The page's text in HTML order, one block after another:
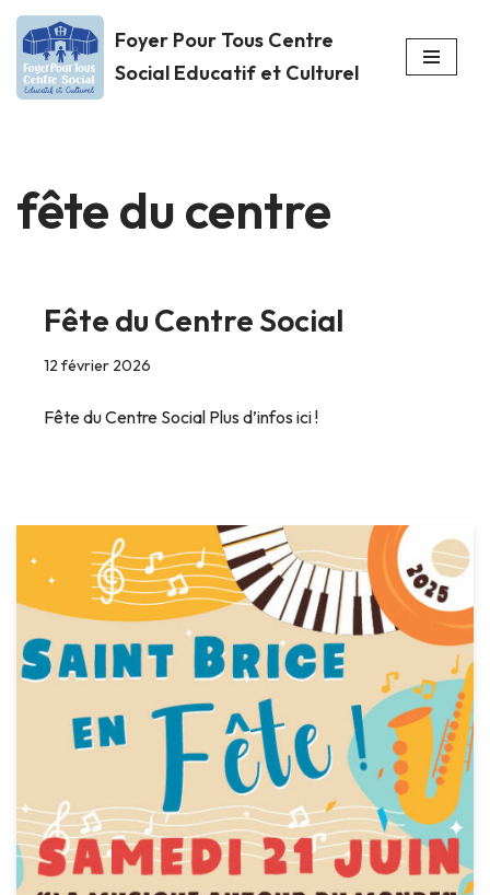
Aller
au
Foyer Pour Tous Centre
Social Educatif et Culturel
fête du centre
Fête du Centre Social
12 février 2026
Fête du Centre Social Plus d’infos ici !